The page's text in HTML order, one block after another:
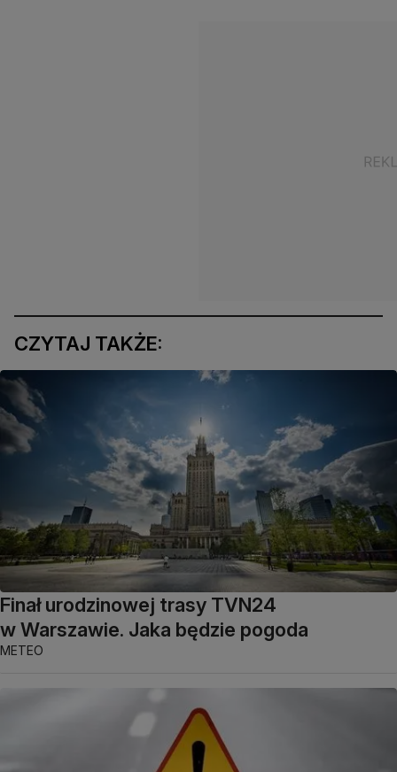
CZYTAJ TAKŻE:
Finał urodzinowej trasy TVN24
w Warszawie. Jaka będzie pogoda
METEO